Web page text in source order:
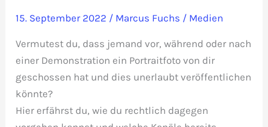
15. September 2022 / Marcus Fuchs / Medien
Vermutest du, dass jemand vor, während oder nach
einer Demonstration ein Portraitfoto von dir
geschossen hat und dies unerlaubt veröffentlichen
könnte?
Hier erfährst du, wie du rechtlich dagegen